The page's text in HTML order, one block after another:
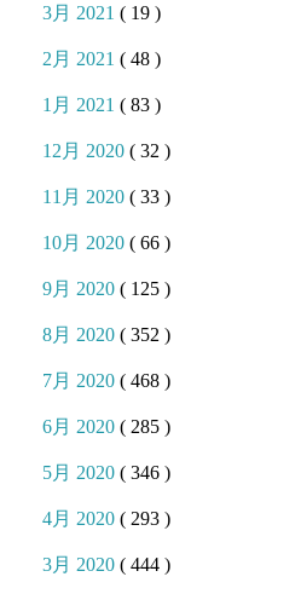
3月 2021( 19 )
2月 2021( 48 )
1月 2021( 83 )
12月 2020( 32 )
11月 2020( 33 )
10月 2020( 66 )
9月 2020( 125 )
8月 2020( 352 )
7月 2020( 468 )
6月 2020( 285 )
5月 2020( 346 )
4月 2020( 293 )
3月 2020( 444 )